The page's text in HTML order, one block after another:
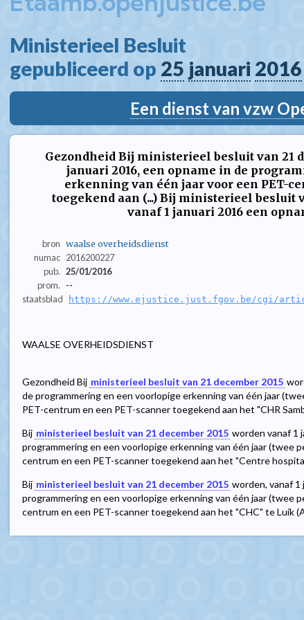
Ministerieel Besluit
gepubliceerd op 25 januari 2016
Een dienst van vzw
Gezondheid Bij ministerieel besluit van 21
januari 2016, een opname in de
erkenning van één jaar voor een PET-
toegekend aan (...) Bij ministerieel besluit
vanaf 1 januari 2016 een
bron waalse overheidsdienst
numac 2016200227
pub. 25/01/2016
prom.
--
staatsblad
https://www.ejustice.just.fgov.be/cgi/
WAALSE OVERHEIDSDIENST
Gezondheid Bij ministerieel besluit van 21 december 2015
de programmering en een voorlopige erkenning van één jaar
PET-centrum en een PET-scanner toegekend aan het "CHR
Bij ministerieel besluit van 21 december 2015 worden vanaf 1
programmering en een voorlopige erkenning van één jaar (twee
centrum en een PET-scanner toegekend aan het "Centre
Bij ministerieel besluit van 21 december 2015 worden, vanaf 1
programmering en een voorlopige erkenning van één jaar (twee
centrum en een PET-scanner toegekend aan het "CHC" te Luik